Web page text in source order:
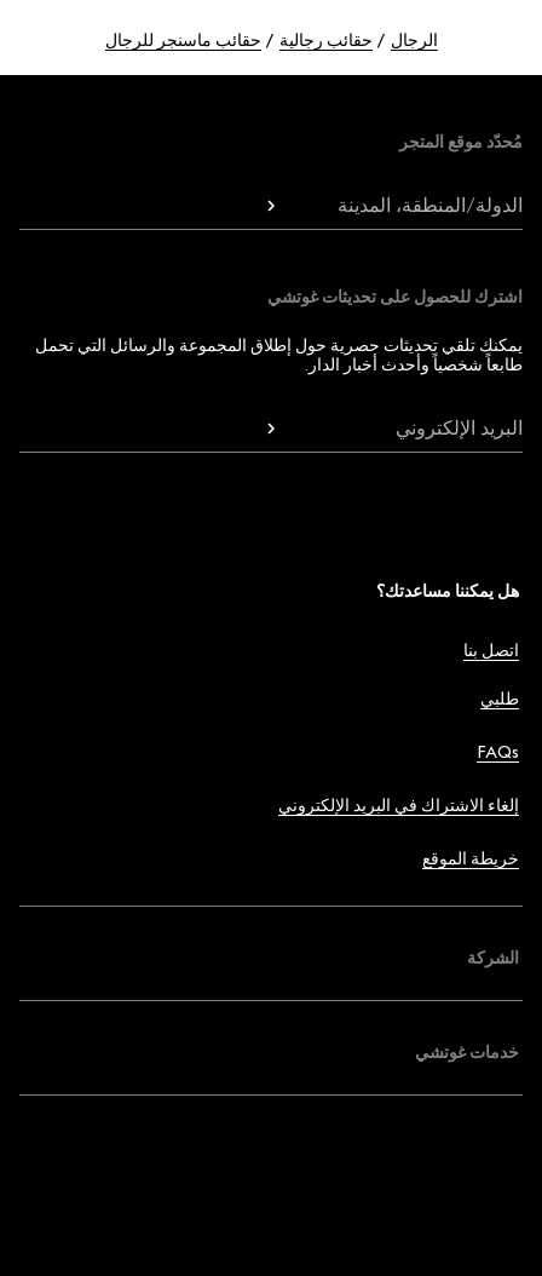
الرجال حقائب رجالية حقائب ماسنجر للرجال
مُحدّد موقع المتجر
الدولة/المنطقة، المدينة
اشترك للحصول على تحديثات غوتشي
يمكنك تلقي تحديثات حصرية حول إطلاق المجموعة والرسائل التي تحمل
طابعاً شخصياً وأحدث أخبار الدار.
البريد الإلكتروني
هل يمكننا مساعدتك؟
اتصل بنا
طلبي
FAQs
إلغاء الاشتراك في البريد الإلكتروني
خريطة الموقع
الشركة
خدمات غوتشي